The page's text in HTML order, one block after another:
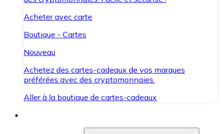
Acheter avec carte
Boutique - Cartes
Nouveau
Achetez des cartes-cadeaux de vos marques
préférées avec des cryptomonnaies.
Aller à la boutique de cartes-cadeaux